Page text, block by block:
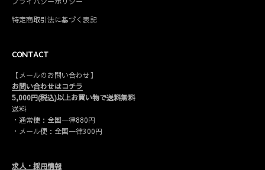
特定商取引法に基づく表記
CONTACT
【メールのお問い合わせ】
お問い合わせはコチラ
5,000円(税込)以上お買い物で送料無料
送料
・通常便：全国一律880円
・メール便：全国一律300円
求人・採用情報